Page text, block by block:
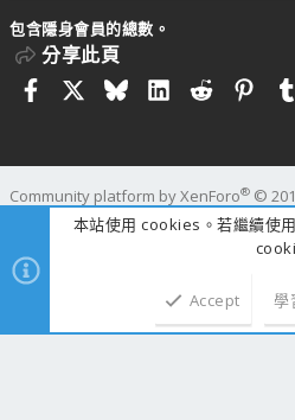
包含隱身會員的總數。
分享此頁
FacebookBlueskyLinkedIn
Reddit
Community platform by XenForo® ©
add-ons by ThemeHouse
時間
本站使用 cookies。若繼續使
Accept 學